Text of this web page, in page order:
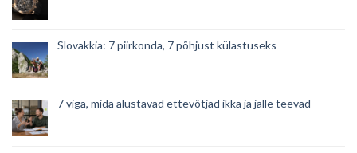
Slovakkia: 7 piirkonda, 7 põhjust külastuseks
7 viga, mida alustavad ettevõtjad ikka ja jälle teevad